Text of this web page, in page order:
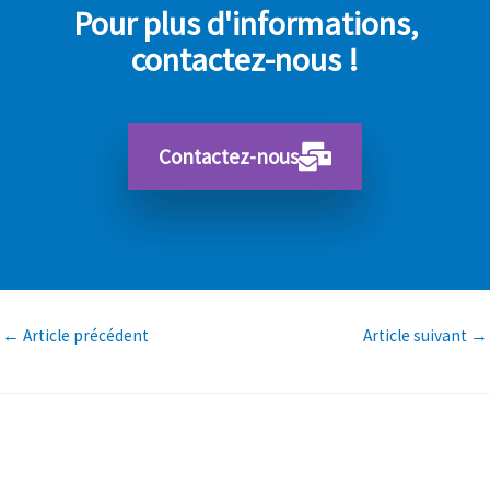
Pour plus d'informations,
contactez-nous !
Contactez-nous
← Article précédent Article suivant →